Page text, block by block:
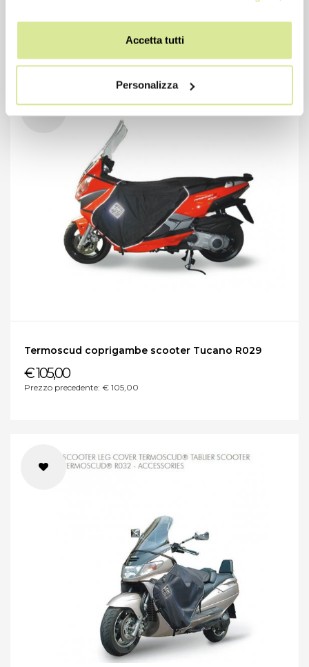
Accetta tutti
Personalizza
Prezzo precedente: € 80,73
Termoscud coprigambe scooter Tucano R029
€ 105,00
Prezzo precedente: € 105,00